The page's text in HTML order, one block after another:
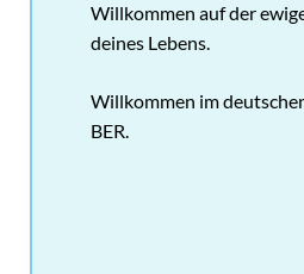
Willkommen auf der
deines Lebens.
Willkommen im
BER.